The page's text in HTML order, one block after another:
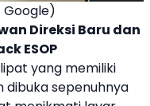
Google)
Direksi Baru dan
ESOP
yang memiliki
dibuka sepenuhnya